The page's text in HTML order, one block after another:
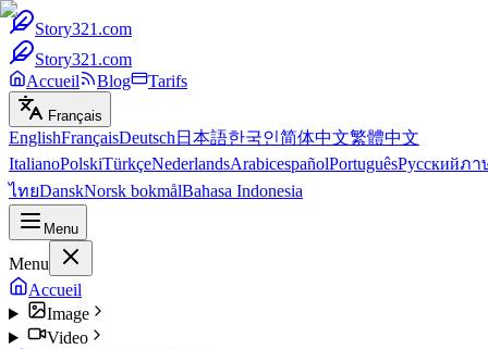
Story321.com
Story321.com
Accueil
Blog Tarifs
Français
EnglishFrançaisDeutsch 日本語한국인简体中文繁體中文
ItalianoPolskiTürkçeNederlandsArabicespañolPortuguêsРусскийภา
ไทยDanskNorsk bokmålBahasa Indonesia
Menu
Menu
Accueil
Image
Video